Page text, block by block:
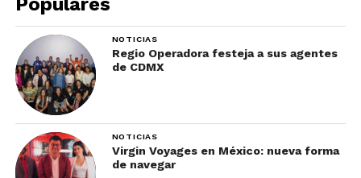
Foto: Gaggan Anand
NOTICIAS
Regio Operadora festeja a sus agentes
de CDMX
NOTICIAS
Virgin Voyages en México: nueva forma
de navegar